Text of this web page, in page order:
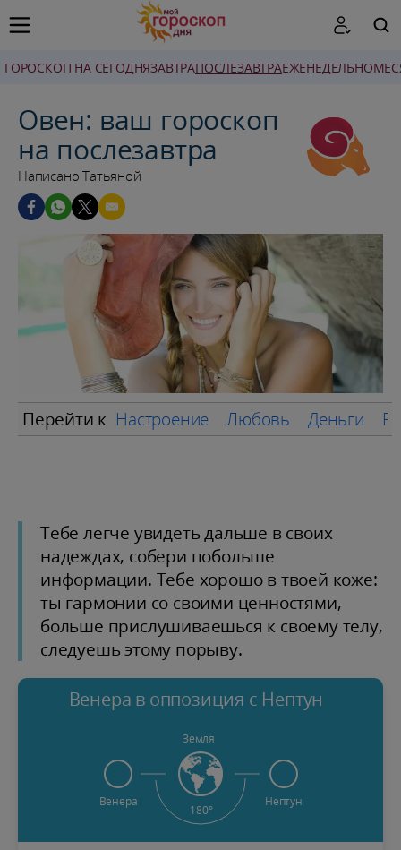
ГОРОСКОП НА СЕГОДНЯЗАВТРАПОСЛЕЗАВТРАЕЖЕНЕДЕЛЬНО
Овен: ваш гороскоп
на послезавтра
Написано Татьяной
Перейти к Настроение Любовь Деньги
Тебе легче увидеть дальше в своих
надеждах, собери побольше
информации. Тебе хорошо в твоей коже:
ты гармонии со своими ценностями,
больше прислушиваешься к своему телу,
следуешь этому порыву.
Венера в оппозиция с Нептун
Земля
Венера Нептун
180°